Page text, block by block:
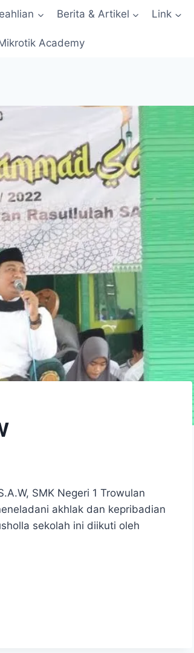
Berita & Artikel Link
Academy
SMK Negeri 1 Trowulan
akhlak dan kepribadian
sekolah ini diikuti oleh